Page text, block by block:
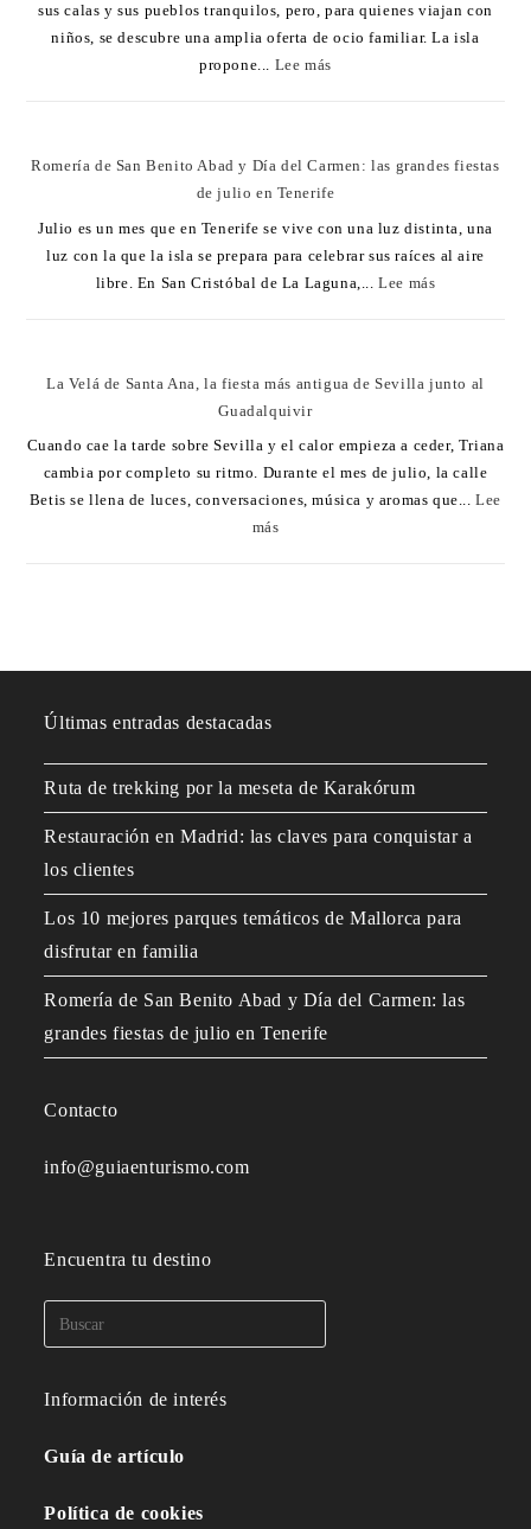
sus calas y sus pueblos tranquilos, pero, para quienes viajan con
niños, se descubre una amplia oferta de ocio familiar. La isla
propone... Lee más
Romería de San Benito Abad y Día del Carmen: las grandes fiestas
de julio en Tenerife
Julio es un mes que en Tenerife se vive con una luz distinta, una
luz con la que la isla se prepara para celebrar sus raíces al aire
libre. En San Cristóbal de La Laguna,...Lee más
La Velá de Santa Ana, la fiesta más antigua de Sevilla junto al
Guadalquivir
Cuando cae la tarde sobre Sevilla y el calor empieza a ceder, Triana
cambia por completo su ritmo. Durante el mes de julio, la calle
Betis se llena de luces, conversaciones, música y aromas que...Lee
más
Últimas entradas destacadas
Ruta de trekking por la meseta de Karakórum
Restauración en Madrid: las claves para conquistar a
los clientes
Los 10 mejores parques temáticos de Mallorca para
disfrutar en familia
Romería de San Benito Abad y Día del Carmen: las
grandes fiestas de julio en Tenerife
Contacto
info@guiaenturismo.com
Encuentra tu destino
Información de interés
Guía de artículo
Política de cookies